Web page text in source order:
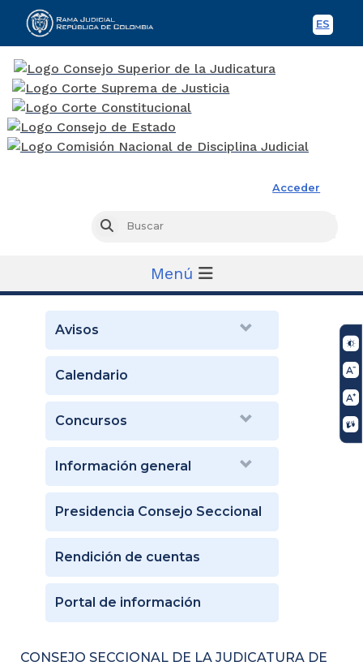
ES
Acceder
Buscar
Menú
Avisos
Calendario
Concursos
Información general
Presidencia Consejo Seccional
Rendición de cuentas
Portal de información
CONSEJO SECCIONAL DE LA JUDICATURA DE